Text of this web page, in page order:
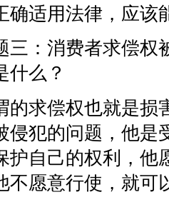
确适用法律，应该
：消费者求偿权
什么？
求偿权也就是损
侵犯的问题，他是
护自己的权利，他
不愿意行使，就可